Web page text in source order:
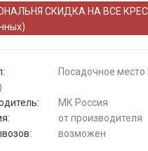
СКИДКА НА ВСЕ
Посадочное
МК Россия
от производителя
возможен